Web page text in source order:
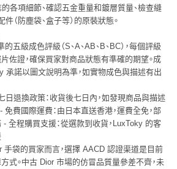
的各項細節、確認五金重量和鍍層質量、檢查縫
（防塵袋、盒子等）的原裝狀態。
五級成色評級（S、A、AB、B、BC），每個評級
佐證，確保買家對商品狀態有準確的期望。成
承諾以圖文說明為準，如實物成色與描述有出
日退換政策：收貨後七日內，如發現商品與描述
免費國際運費 ：由日本直送香港，運費全免，部
- 全程購買支援：從選款到收貨，LuxToky 的客
袋的買家而言，選擇 AACD 認證渠道是目前
式。中古 Dior 市場的仿冒品質量參差不齊，未